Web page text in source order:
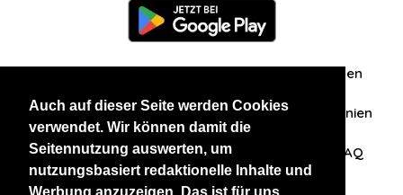
Auch auf dieser Seite werden Cookies
verwendet. Wir können damit die
Seitennutzung auswerten, um
nutzungsbasiert redaktionelle Inhalte und
Zuschriften/Erfahrungen
Datenschutzerklärung AGB Datenschutzrichtlinien
Nehmen Sie Kontakt mit uns auf FAQ